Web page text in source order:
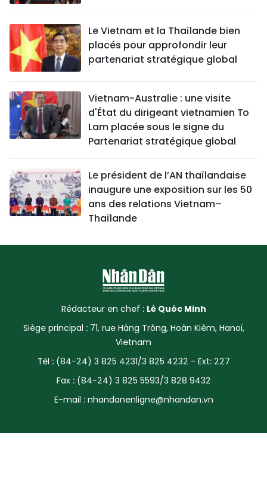
Le Vietnam et la Thaïlande bien
placés pour approfondir leur
partenariat stratégique global
Vietnam-Australie : une visite
d'État du dirigeant vietnamien To
Lam placée sous le signe du
Partenariat stratégique global
Le président de l’AN thaïlandaise
inaugure une exposition sur les 50
ans des relations Vietnam–
Thaïlande
Rédacteur en chef : Lê Quôc Minh
Siège principal : 71, rue Hàng Trông, Hoàn Kiêm, Hanoï,
Vietnam
Tél : (84-24) 3 825 4231/3 825 4232 - Ext: 227
Fax : (84-24) 3 825 5593/3 828 9432
E-mail : nhandanenligne@nhandan.vn